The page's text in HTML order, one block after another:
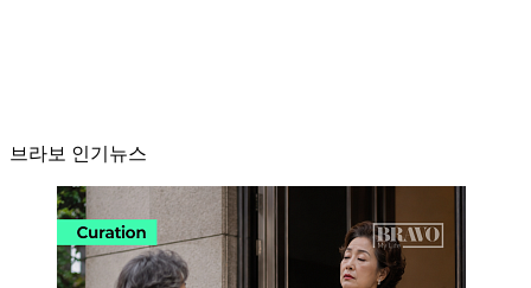
브라보 인기뉴스